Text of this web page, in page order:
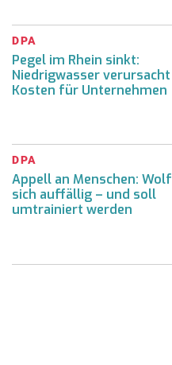
DPA
Pegel im Rhein sinkt:
Niedrigwasser
Kosten für Unternehmen
DPA
Appell an Menschen:
sich auffällig – und soll
umtrainiert werden